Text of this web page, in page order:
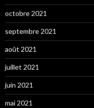
octobre 2021
septembre 2021
août 2021
juillet 2021
juin 2021
mai 2021